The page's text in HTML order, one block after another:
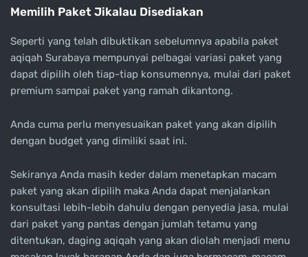
Memilih Paket Jikalau Disediakan
Seperti yang telah dibuktikan sebelumnya apabila paket
aqiqah Surabaya mempunyai pelbagai variasi paket yang
dapat dipilih oleh tiap-tiap konsumennya, mulai dari paket
premium sampai paket yang ramah dikantong.
Anda cuma perlu menyesuaikan paket yang akan dipilih
dengan budget yang dimiliki saat ini.
Sekiranya Anda masih keder dalam menetapkan macam
paket yang akan dipilih maka Anda dapat menjalankan
konsultasi lebih-lebih dahulu dengan penyedia jasa, mulai
dari paket yang pantas dengan jumlah tetamu yang
ditentukan, daging aqiqah yang akan diolah menjadi menu